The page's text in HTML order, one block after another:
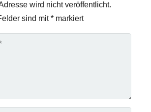
wird nicht veröffentlicht.
sind mit* markiert